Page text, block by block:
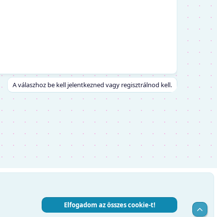
A válaszhoz be kell jelentkezned vagy regisztrálnod kell.
Elfogadom az összes cookie-t! Top